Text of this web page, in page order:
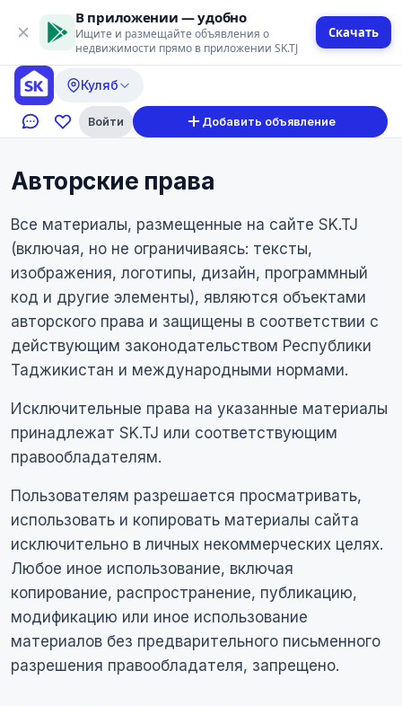
В приложении — удобно
Ищите и размещайте объявления о
недвижимости прямо в приложении SK.TJ
Скачать
Куляб
Войти Добавить объявление
Авторские права
Все материалы, размещенные на сайте SK.TJ
(включая, но не ограничиваясь: тексты,
изображения, логотипы, дизайн, программный
код и другие элементы), являются объектами
авторского права и защищены в соответствии с
действующим законодательством Республики
Таджикистан и международными нормами.
Исключительные права на указанные материалы
принадлежат SK.TJ или соответствующим
правообладателям.
Пользователям разрешается просматривать,
использовать и копировать материалы сайта
исключительно в личных некоммерческих целях.
Любое иное использование, включая
копирование, распространение, публикацию,
модификацию или иное использование
материалов без предварительного письменного
разрешения правообладателя, запрещено.